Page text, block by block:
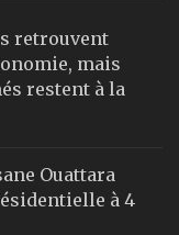
retrouvent
mais
restent à la
Ouattara
à 4